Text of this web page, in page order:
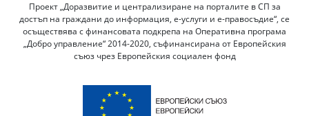
Проект „Доразвитие и централизиране на порталите в СП за
достъп на граждани до информация, е-услуги и е-правосъдие“, се
осъществява с финансовата подкрепа на Оперативна програма
„Добро управление“ 2014-2020, съфинансирана от Европейския
съюз чрез Европейския социален фонд